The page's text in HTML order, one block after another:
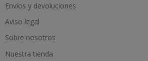
Envíos y devoluciones
Aviso legal
Sobre nosotros
Nuestra tienda